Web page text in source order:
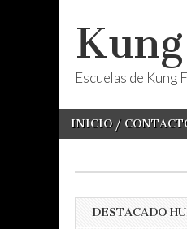
Escuelas de Kung
Main
menu
Skip
INICIO /
DESTACADO